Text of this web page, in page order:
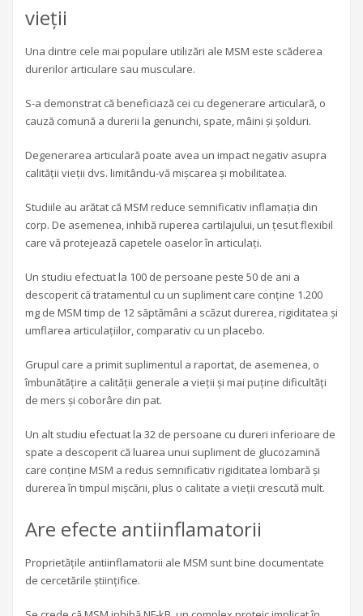
vieții
Una dintre cele mai populare utilizări ale MSM este scăderea
durerilor articulare sau musculare.
S-a demonstrat că beneficiază cei cu degenerare articulară, o
cauză comună a durerii la genunchi, spate, mâini și șolduri.
Degenerarea articulară poate avea un impact negativ asupra
calității vieții dvs. limitându-vă mișcarea și mobilitatea.
Studiile au arătat că MSM reduce semnificativ inflamația din
corp. De asemenea, inhibă ruperea cartilajului, un țesut flexibil
care vă protejează capetele oaselor în articulați.
Un studiu efectuat la 100 de persoane peste 50 de ani a
descoperit că tratamentul cu un supliment care conține 1.200
mg de MSM timp de 12 săptămâni a scăzut durerea, rigiditatea și
umflarea articulațiilor, comparativ cu un placebo.
Grupul care a primit suplimentul a raportat, de asemenea, o
îmbunătățire a calității generale a vieții și mai puține dificultăți
de mers și coborâre din pat.
Un alt studiu efectuat la 32 de persoane cu dureri inferioare de
spate a descoperit că luarea unui supliment de glucozamină
care conține MSM a redus semnificativ rigiditatea lombară și
durerea în timpul mișcării, plus o calitate a vieții crescută mult.
Are efecte antiinflamatorii
Proprietățile antiinflamatorii ale MSM sunt bine documentate
de cercetările științifice.